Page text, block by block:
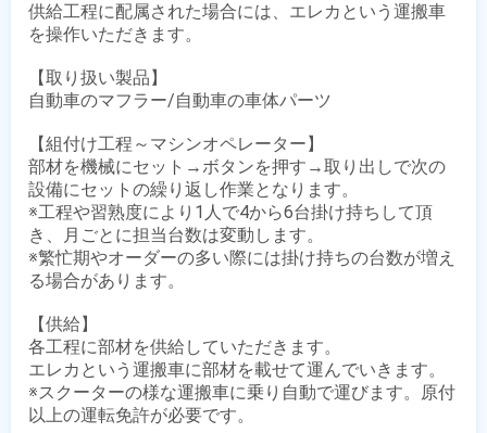
供給工程に配属された場合には、エレカという運搬車
を操作いただきます。
【取り扱い製品】
自動車のマフラー/自動車の車体パーツ
【組付け工程～マシンオペレーター】
部材を機械にセット→ボタンを押す→取り出しで次の
設備にセットの繰り返し作業となります。
※工程や習熟度により1人で4から6台掛け持ちして頂
き、月ごとに担当台数は変動します。
※繁忙期やオーダーの多い際には掛け持ちの台数が増え
る場合があります。
【供給】
各工程に部材を供給していただきます。
エレカという運搬車に部材を載せて運んでいきます。
※スクーターの様な運搬車に乗り自動で運びます。原付
以上の運転免許が必要です。